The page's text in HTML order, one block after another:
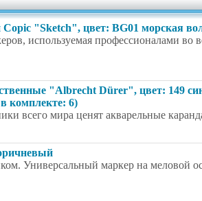
"Sketch", цвет: BG01 морская
используемая профессионалами
"Albrecht Dürer", цвет: 149
комплекте: 6)
всего мира ценят акварельные
Универсальный маркер на меловой